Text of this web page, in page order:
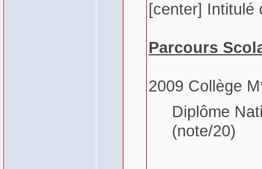
[center] Intitulé
Parcours
2009 Collège
Diplôme
(note/20)